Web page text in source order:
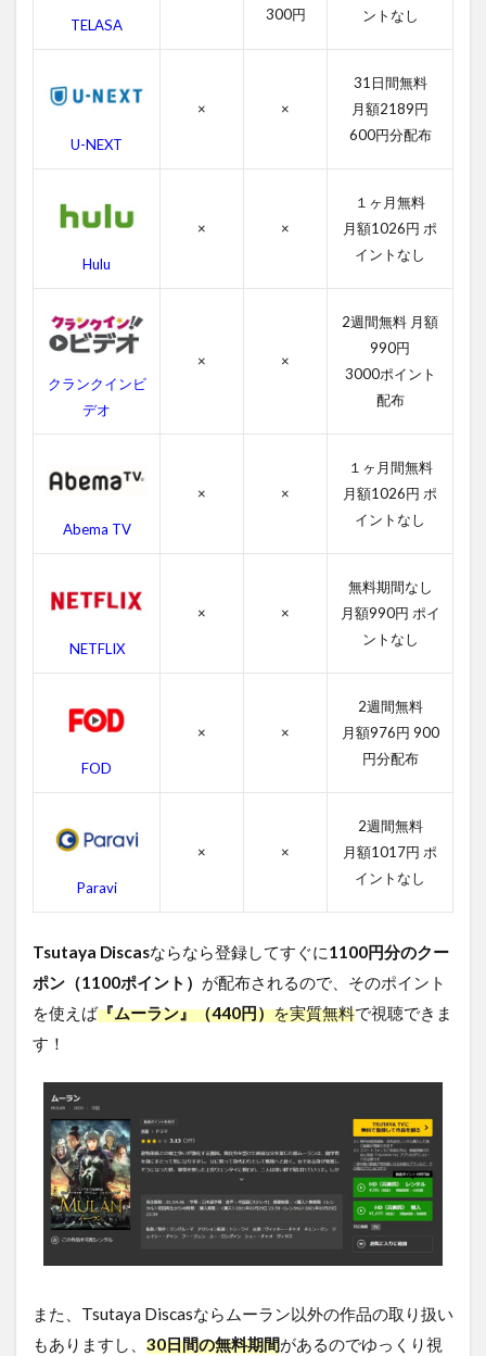
ラ
の
4.1
ラン
4.2
ラン
のキ
ャス
替え
のス
フ
ムー
ラン
連作
品
5
ム
ン
無
視
聴
す
法
ま
と
め
TELASA
300円
ントなし
U-NEXT
× ×
31日間無料
月額2189円
600円分配布
Hulu
× ×
１ヶ月無料
月額1026円 ポ
イントなし
クランクインビ
デオ
× ×
2週間無料 月額
990円
3000ポイント
配布
Abema TV
× ×
１ヶ月間無料
月額1026円 ポ
イントなし
NETFLIX
× ×
無料期間なし
月額990円 ポイ
ントなし
FOD
× ×
2週間無料
月額976円 900
円分配布
Paravi
× ×
2週間無料
月額1017円 ポ
イントなし
Tsutaya Discasならなら登録してすぐに1100円分のクー
ポン（1100ポイント） が配布されるので、そのポイント
を使えば『ムーラン』（440円）を実質無料で視聴できま
す！
また、Tsutaya Discasならムーラン以外の作品の取り扱い
もありますし、 30日間の無料期間があるのでゆっくり視